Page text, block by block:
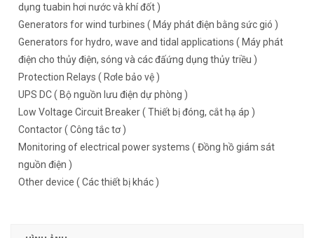
dụng tuabin hơi nước và khí đốt )
Generators for wind turbines ( Máy phát điện bằng sức gió )
Generators for hydro, wave and tidal applications ( Máy phát
điện cho thủy điện, sóng và các đấứng dụng thủy triều )
Protection Relays ( Rơle bảo vệ )
UPS DC ( Bộ nguồn lưu điện dự phòng )
Low Voltage Circuit Breaker ( Thiết bị đóng, cắt hạ áp )
Contactor ( Công tắc tơ )
Monitoring of electrical power systems ( Đồng hồ giám sát
nguồn điện )
Other device ( Các thiết bị khác )